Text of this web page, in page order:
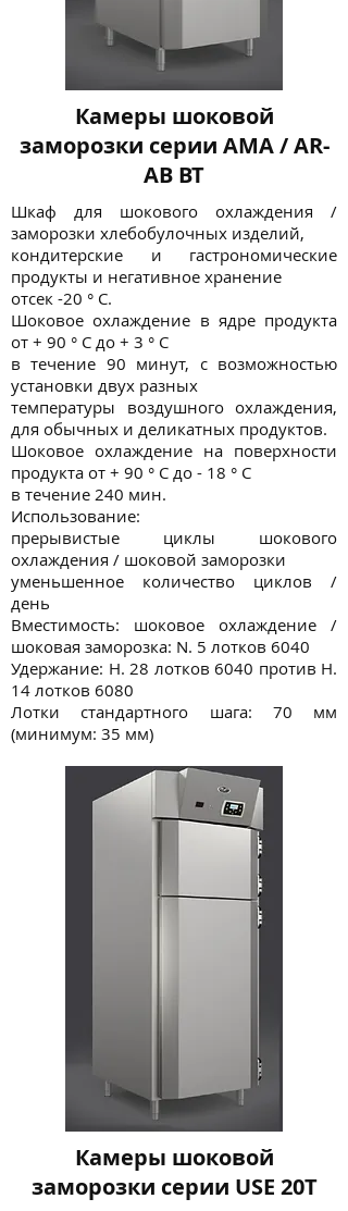
Камеры шоковой
заморозки серии AMA / AR-
AB BT
Шкаф для шокового охлаждения /
заморозки хлебобулочных изделий,
кондитерские и гастрономические
продукты и негативное хранение
отсек -20 ° С.
Шоковое охлаждение в ядре продукта
от + 90 ° C до + 3 ° C
в течение 90 минут, с возможностью
установки двух разных
температуры воздушного охлаждения,
для обычных и деликатных продуктов.
Шоковое охлаждение на поверхности
продукта от + 90 ° C до - 18 ° C
в течение 240 мин.
Использование:
прерывистые циклы шокового
охлаждения / шоковой заморозки
уменьшенное количество циклов /
день
Вместимость: шоковое охлаждение /
шоковая заморозка: N. 5 лотков 6040
Удержание: Н. 28 лотков 6040 против Н.
14 лотков 6080
Лотки стандартного шага: 70 мм
(минимум: 35 мм)
Камеры шоковой
заморозки серии USE 20T